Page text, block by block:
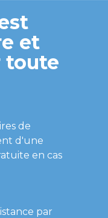
et
toute
de
d'une
en cas
par